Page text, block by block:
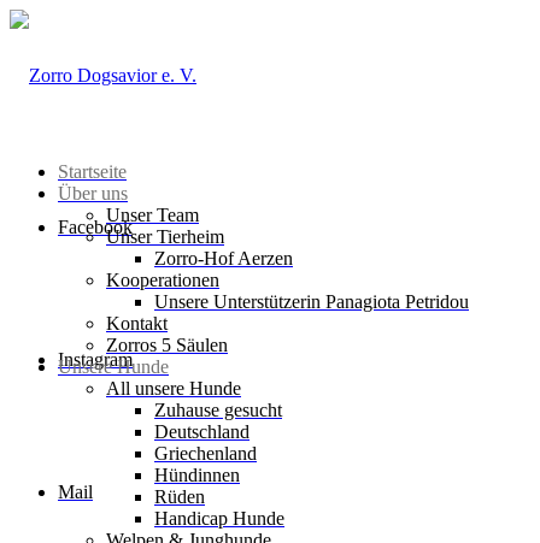
Facebook
Instagram
Mail
Startseite
Über uns
Unser Team
Unser Tierheim
Zorro-Hof Aerzen
Kooperationen
Unsere Unterstützerin Panagiota Petridou
Kontakt
Zorros 5 Säulen
Unsere Hunde
All unsere Hunde
Zuhause gesucht
Deutschland
Griechenland
Hündinnen
Rüden
Handicap Hunde